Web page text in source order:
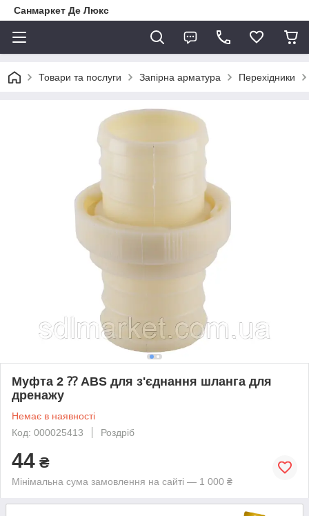
Санмаркет Де Люкс
Товари та послуги Запірна арматура Перехідники
Муфта 2 ⁇ ABS для з'єднання шланга для
дренажу
Немає в наявності
Код: 000025413
Роздріб
44 ₴
Мінімальна сума замовлення на сайті — 1 000 ₴